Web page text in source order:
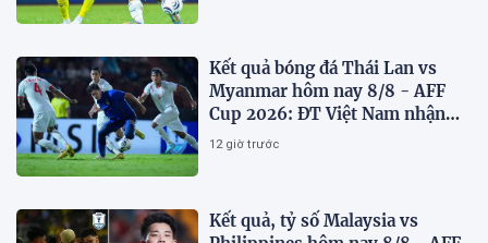
Kết quả bóng đá Thái Lan vs
Myanmar hôm nay 8/8 - AFF
Cup 2026: ĐT Việt Nam nhận
'chiến thư'
12 giờ trước
Kết quả, tỷ số Malaysia vs